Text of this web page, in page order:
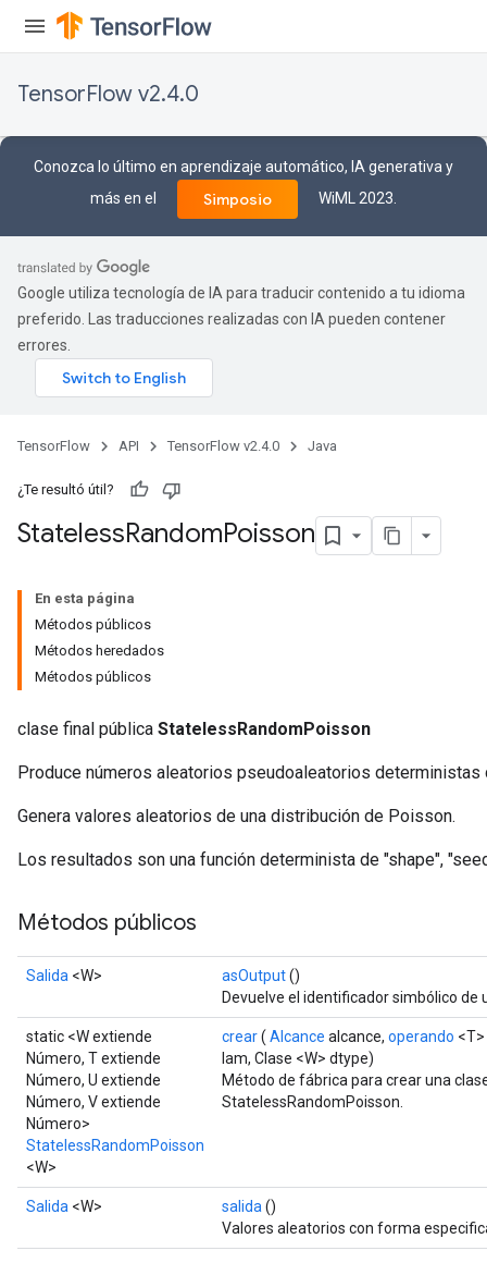
TensorFlow v2.4.0
Conozca lo último en aprendizaje automático, IA generativa y
más en el
Simposio WiML 2023.
Google utiliza tecnología de IA para traducir contenido a tu idioma
preferido. Las traducciones realizadas con IA pueden contener
errores.
TensorFlow API TensorFlow v2.4.0 Java
¿Te resultó útil?
StatelessRandomPoisson
En esta página
Métodos públicos
Métodos heredados
Métodos públicos
clase final pública StatelessRandomPoisson
Produce números aleatorios pseudoaleatorios
Genera valores aleatorios de una distribución de Poisson.
Los resultados son una función determinista de "shape",
Métodos públicos
Salida <W> asOutput()
Devuelve el identificador simbólico de
static <W extiende
Número, T extiende
Número, U extiende
Número, V extiende
Número>
StatelessRandomPoisson
<W>
crear( Alcance alcance, operando
lam, Clase <W> dtype)
Método de fábrica para crear una
StatelessRandomPoisson.
Salida <W> salida ()
Valores aleatorios con forma